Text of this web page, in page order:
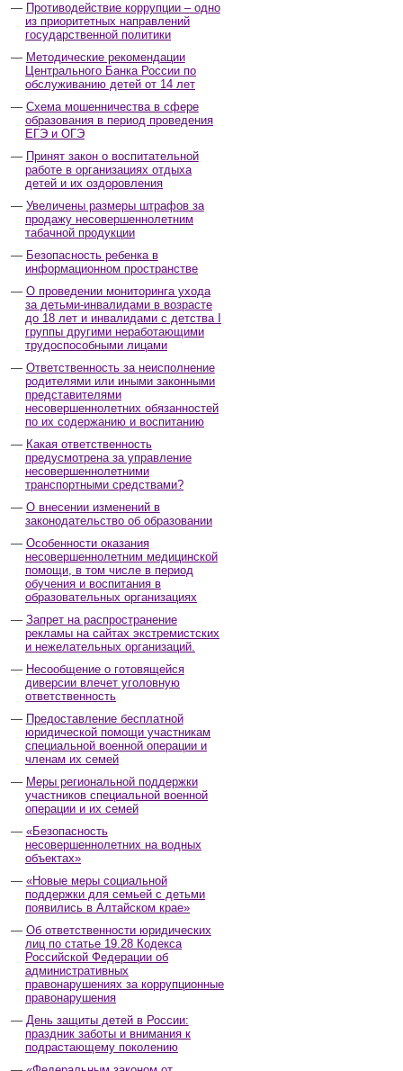
Противодействие коррупции – одно
из приоритетных направлений
государственной политики
Методические рекомендации
Центрального Банка России по
обслуживанию детей от 14 лет
Схема мошенничества в сфере
образования в период проведения
ЕГЭ и ОГЭ
Принят закон о воспитательной
работе в организациях отдыха
детей и их оздоровления
Увеличены размеры штрафов за
продажу несовершеннолетним
табачной продукции
Безопасность ребенка в
информационном пространстве
О проведении мониторинга ухода
за детьми-инвалидами в возрасте
до 18 лет и инвалидами с детства I
группы другими неработающими
трудоспособными лицами
Ответственность за неисполнение
родителями или иными законными
представителями
несовершеннолетних обязанностей
по их содержанию и воспитанию
Какая ответственность
предусмотрена за управление
несовершеннолетними
транспортными средствами?
О внесении изменений в
законодательство об образовании
Особенности оказания
несовершеннолетним медицинской
помощи, в том числе в период
обучения и воспитания в
образовательных организациях
Запрет на распространение
рекламы на сайтах экстремистских
и нежелательных организаций.
Несообщение о готовящейся
диверсии влечет уголовную
ответственность
Предоставление бесплатной
юридической помощи участникам
специальной военной операции и
членам их семей
Меры региональной поддержки
участников специальной военной
операции и их семей
«Безопасность
несовершеннолетних на водных
объектах»
«Новые меры социальной
поддержки для семьей с детьми
появились в Алтайском крае»
Об ответственности юридических
лиц по статье 19.28 Кодекса
Российской Федерации об
административных
правонарушениях за коррупционные
правонарушения
День защиты детей в России:
праздник заботы и внимания к
подрастающему поколению